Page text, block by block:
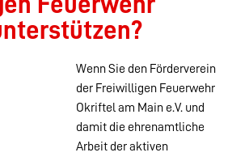
Wenn Sie den Förderverein
der Freiwilligen Feuerwehr
Okriftel am Main e.V. und
damit die ehrenamtliche
Arbeit der aktiven